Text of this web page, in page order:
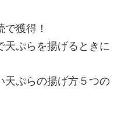
獲得！
天ぷらを揚げるときに
天ぷらの揚げ方５つの